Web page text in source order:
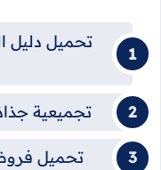
تحميل دليل
تجميعية
تحميل